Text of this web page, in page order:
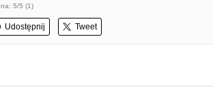
5/5 (1)
Udostępnij Tweet